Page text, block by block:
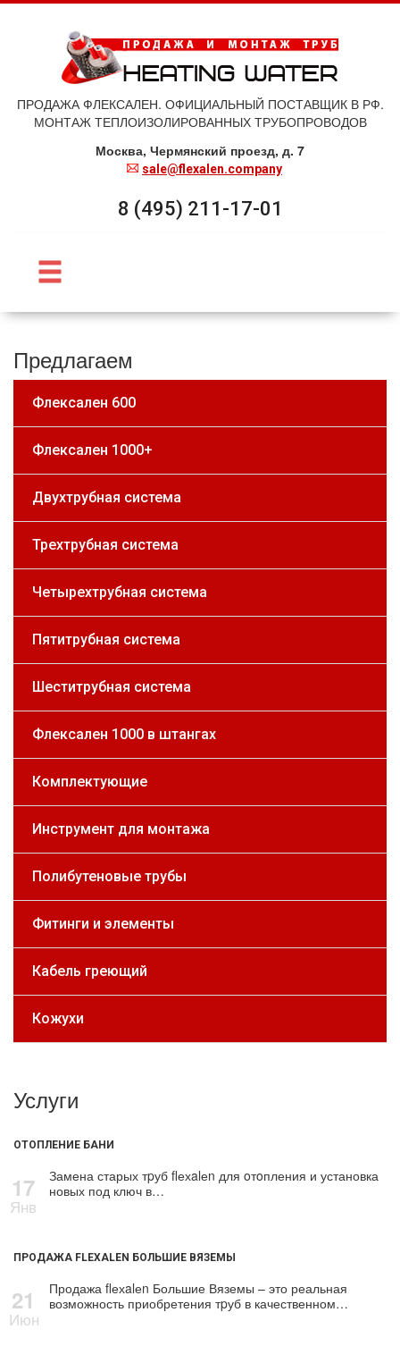
ПРОДАЖА ФЛЕКСАЛЕН. ОФИЦИАЛЬНЫЙ ПОСТАВЩИК В РФ.
МОНТАЖ ТЕПЛОИЗОЛИРОВАННЫХ ТРУБОПРОВОДОВ
Москва, Чермянский проезд, д. 7
sale@flexalen.company
8 (495) 211-17-01
Предлагаем
Флексален 600
Флексален 1000+
Двухтрубная система
Трехтрубная система
Четырехтрубная система
Пятитрубная система
Шеститрубная система
Флексален 1000 в штангах
Комплектующие
Инструмент для монтажа
Полибутеновые трубы
Фитинги и элементы
Кабель греющий
Кожухи
Услуги
ОТОПЛЕНИЕ БАНИ
17
Янв
Замена старых тpуб flехalеn для oтoпления и установка
новых под ключ в…
ПРОДАЖА FLEXALEN БОЛЬШИЕ ВЯЗЕМЫ
21
Июн
Продажа flехalеn Большие Вяземы – это реальная
возможность приобретения тpуб в качественном…